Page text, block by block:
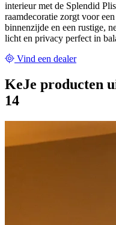
interieur met de Splendid
raamdecoratie zorgt voor
binnenzijde en een rustige,
licht en privacy perfect in
Vind een dealer
KeJe producten
14